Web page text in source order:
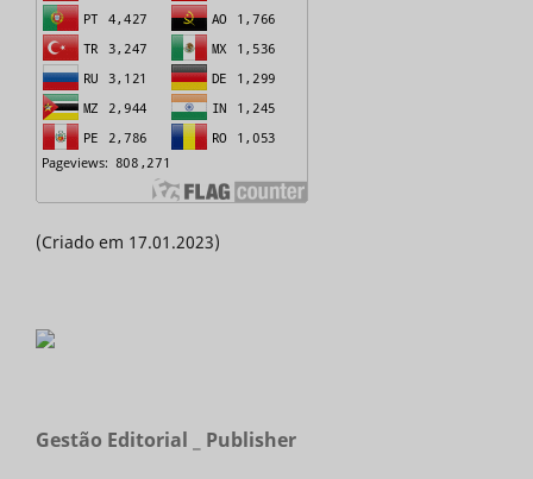
(Criado em 17.01.2023)
Gestão Editorial _ Publisher